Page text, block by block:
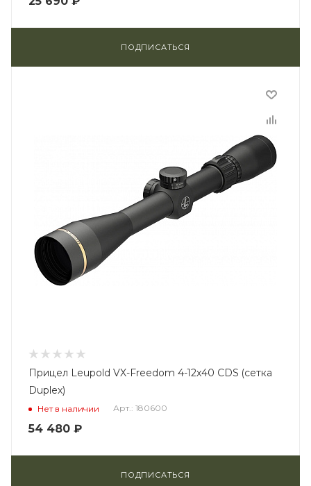
ПОДПИСАТЬСЯ
Прицел Leupold VX-Freedom 4-12x40 CDS (сетка
Duplex)
Нет в наличии Арт.: 180600
54 480 ₽
ПОДПИСАТЬСЯ